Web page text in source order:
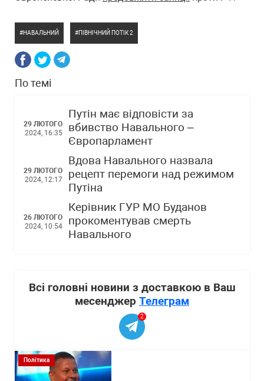
НАВАЛЬНИЙ ПІВНІЧНИЙ ПОТІК 2
По темі
29 ЛЮТОГО
2024, 16:35
Путін має відповісти за
вбивство Навального –
Європарламент
29 ЛЮТОГО
2024, 12:17
Вдова Навального назвала
рецепт перемоги над режимом
Путіна
26 ЛЮТОГО
2024, 10:54
Керівник ГУР МО Буданов
прокоментував смерть
Навального
Всі головні новини з доставкою в Ваш
месенджер Телеграм
2
Політика